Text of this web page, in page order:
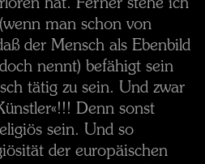
hat. Ferner stehe ich
man schon von
der Mensch als Ebenbild
nennt) befähigt sein
tätig zu sein. Und zwar
Denn sonst
sein. Und so
der europäischen